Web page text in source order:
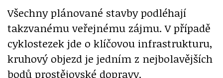
Všechny plánované stavby podléhají
takzvanému veřejnému zájmu. V případě
cyklostezek jde o klíčovou infrastrukturu,
kruhový objezd je jedním z nejbolavějších
bodů prostějovské dopravy.